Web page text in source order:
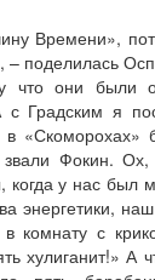
Времени»,
– поделилась
что они были
Градским я
«Скоморохах»
звали Фокин.
когда у нас был
энергетики,
комнату с
хулиганит!» А